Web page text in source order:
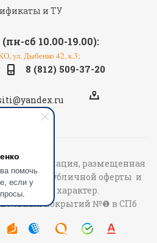
помочь
если у
и ТУ
сб 10.00-19.00):
ул. Дыбенко 42, к.3;
8 (812) 509-37-20
Вся информация, размещенная
публичной оферты и
характер.
покрытий №❶ в СПб